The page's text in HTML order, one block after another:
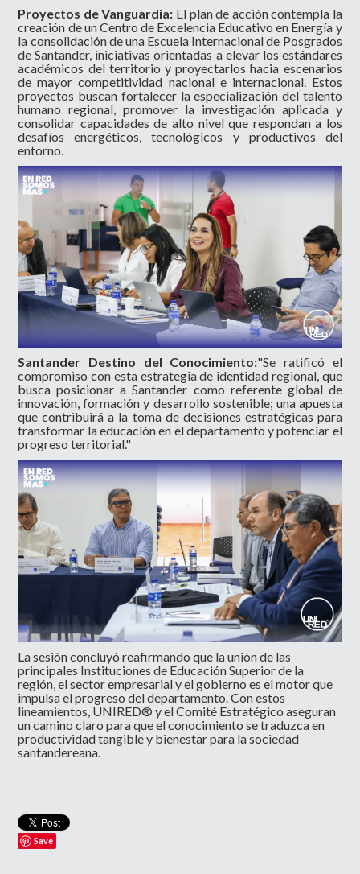
Proyectos de Vanguardia: El plan de acción contempla la
creación de un Centro de Excelencia Educativo en Energía y
la consolidación de una Escuela Internacional de Posgrados
de Santander, iniciativas orientadas a elevar los estándares
académicos del territorio y proyectarlos hacia escenarios
de mayor competitividad nacional e internacional. Estos
proyectos buscan fortalecer la especialización del talento
humano regional, promover la investigación aplicada y
consolidar capacidades de alto nivel que respondan a los
desafíos energéticos, tecnológicos y productivos del
entorno.
Santander Destino del Conocimiento:"Se ratificó el
compromiso con esta estrategia de identidad regional, que
busca posicionar a Santander como referente global de
innovación, formación y desarrollo sostenible; una apuesta
que contribuirá a la toma de decisiones estratégicas para
transformar la educación en el departamento y potenciar el
progreso territorial."
La sesión concluyó reafirmando que la unión de las
principales Instituciones de Educación Superior de la
región, el sector empresarial y el gobierno es el motor que
impulsa el progreso del departamento. Con estos
lineamientos, UNIRED®️ y el Comité Estratégico aseguran
un camino claro para que el conocimiento se traduzca en
productividad tangible y bienestar para la sociedad
santandereana.
Save